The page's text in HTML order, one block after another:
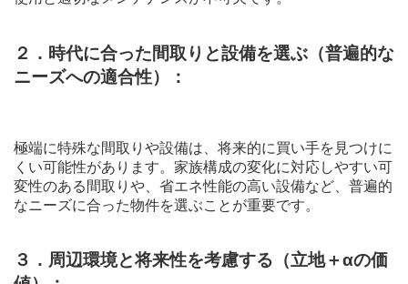
２．時代に合った間取りと設備を選ぶ（普遍的な
ニーズへの適合性）：
極端に特殊な間取りや設備は、将来的に買い手を見つけに
くい可能性があります。家族構成の変化に対応しやすい可
変性のある間取りや、省エネ性能の高い設備など、普遍的
なニーズに合った物件を選ぶことが重要です。
３．周辺環境と将来性を考慮する（立地＋αの価